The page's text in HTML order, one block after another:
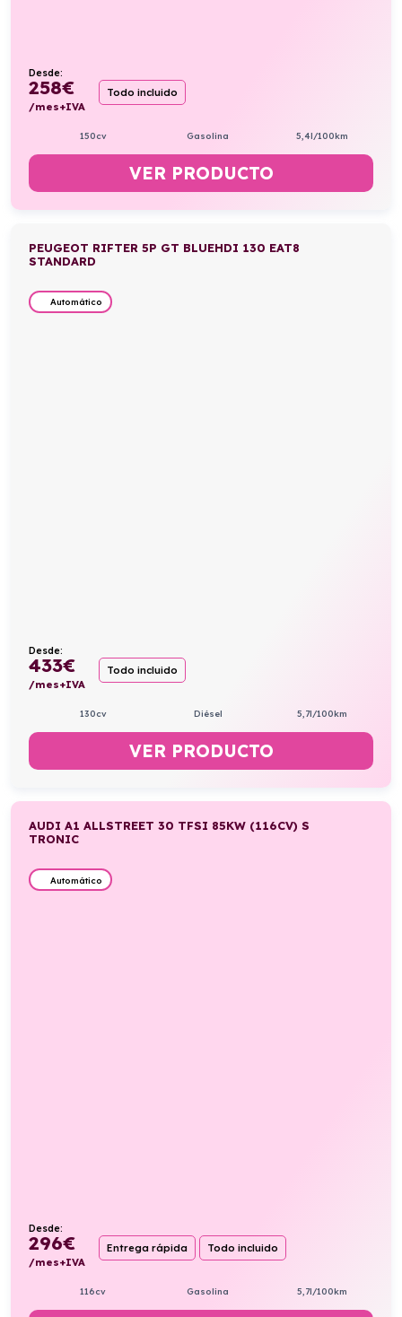
Desde:
258€
/mes+IVA
Todo incluido
150cv Gasolina 5,4l/100km
VER PRODUCTO
PEUGEOT RIFTER 5P GT BLUEHDI 130 EAT8
STANDARD
Automático
Desde:
433€
/mes+IVA
Todo incluido
130cv Diésel 5,7l/100km
VER PRODUCTO
AUDI A1 ALLSTREET 30 TFSI 85KW (116CV) S
TRONIC
Automático
Desde:
296€
/mes+IVA
Entrega rápida Todo incluido
116cv Gasolina 5,7l/100km